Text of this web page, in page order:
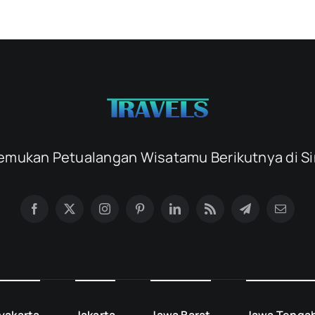
Petualangan Wisatamu Berikutnya di